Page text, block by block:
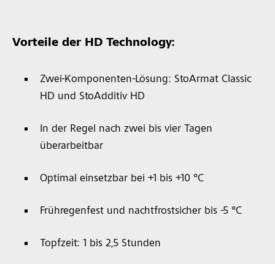
Vorteile der HD Technology:
Zwei-Komponenten-Lösung: StoArmat Classic
HD und StoAdditiv HD
In der Regel nach zwei bis vier Tagen
überarbeitbar
Optimal einsetzbar bei +1 bis +10 °C
Frühregenfest und nachtfrostsicher bis -5 °C
Topfzeit: 1 bis 2,5 Stunden